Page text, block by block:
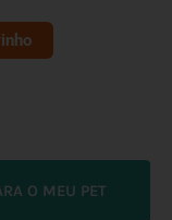
O MEU PET